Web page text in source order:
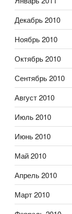
Декабрь 2010
Ноябрь 2010
Октябрь 2010
Сентябрь 2010
Август 2010
Июль 2010
Июнь 2010
Май 2010
Апрель 2010
Март 2010